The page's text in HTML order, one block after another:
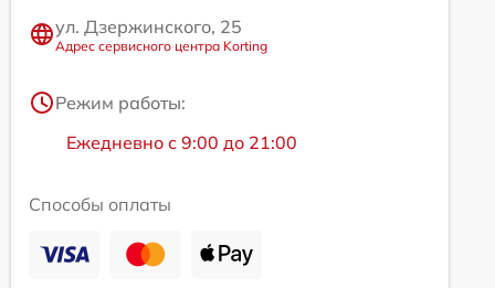
ул. Дзержинского, 25
Адрес сервисного центра Korting
Режим работы:
Ежедневно с 9:00 до 21:00
Способы оплаты